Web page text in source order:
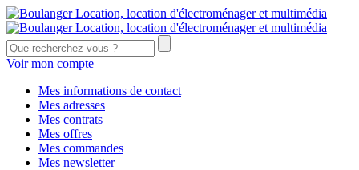
Voir mon compte
Mes informations de contact
Mes adresses
Mes contrats
Mes offres
Mes commandes
Mes newsletter